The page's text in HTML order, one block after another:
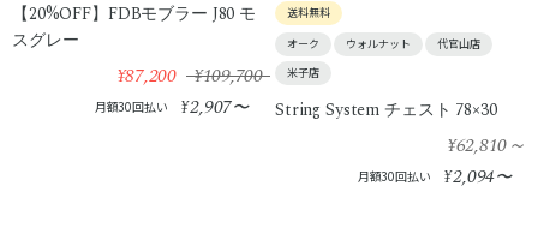
【20%OFF】FDBモブラー J80 モ
スグレー
¥87,200 ¥109,700
月額30回払い ¥2,907〜
送料無料
オーク
ウォルナット
代官山店
米子店
String System チェスト 78×30
¥62,810～
月額30回払い ¥2,094〜